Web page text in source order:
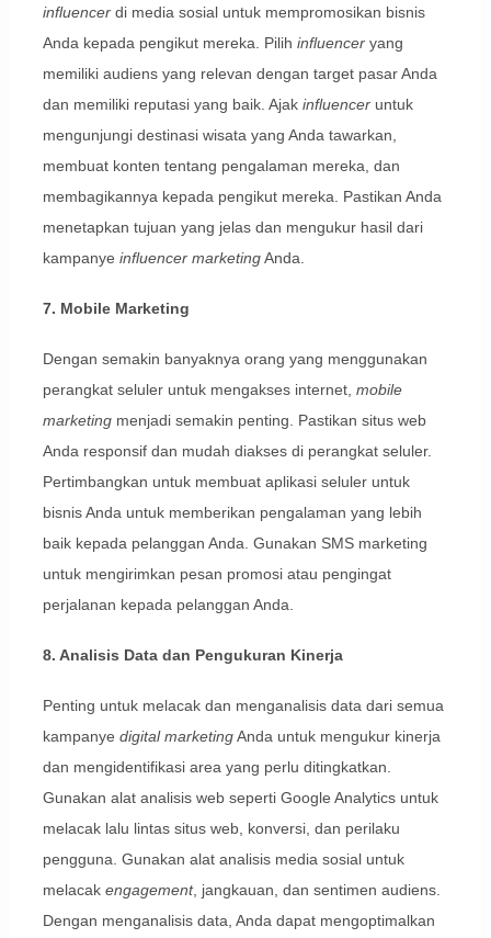
influencerdi media sosial untuk mempromosikan bisnis
Anda kepada pengikut mereka. Pilih influenceryang
memiliki audiens yang relevan dengan target pasar Anda
dan memiliki reputasi yang baik. Ajak influenceruntuk
mengunjungi destinasi wisata yang Anda tawarkan,
membuat konten tentang pengalaman mereka, dan
membagikannya kepada pengikut mereka. Pastikan Anda
menetapkan tujuan yang jelas dan mengukur hasil dari
kampanye influencer marketingAnda.
7. Mobile Marketing
Dengan semakin banyaknya orang yang menggunakan
perangkat seluler untuk mengakses internet, mobile
marketingmenjadi semakin penting. Pastikan situs web
Anda responsif dan mudah diakses di perangkat seluler.
Pertimbangkan untuk membuat aplikasi seluler untuk
bisnis Anda untuk memberikan pengalaman yang lebih
baik kepada pelanggan Anda. Gunakan SMS marketing
untuk mengirimkan pesan promosi atau pengingat
perjalanan kepada pelanggan Anda.
8. Analisis Data dan Pengukuran Kinerja
Penting untuk melacak dan menganalisis data dari semua
kampanye digital marketingAnda untuk mengukur kinerja
dan mengidentifikasi area yang perlu ditingkatkan.
Gunakan alat analisis web seperti Google Analytics untuk
melacak lalu lintas situs web, konversi, dan perilaku
pengguna. Gunakan alat analisis media sosial untuk
melacak engagement, jangkauan, dan sentimen audiens.
Dengan menganalisis data, Anda dapat mengoptimalkan